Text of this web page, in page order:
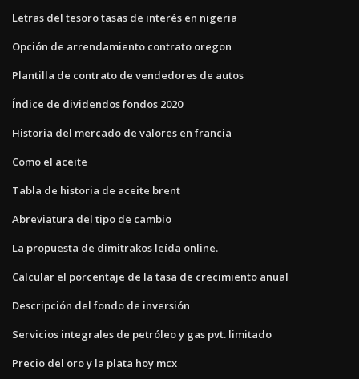
Letras del tesoro tasas de interés en nigeria
Opción de arrendamiento contrato oregon
Plantilla de contrato de vendedores de autos
Índice de dividendos fondos 2020
Historia del mercado de valores en francia
Como el aceite
Tabla de historia de aceite brent
Abreviatura del tipo de cambio
La propuesta de dimitrakos leída online.
Calcular el porcentaje de la tasa de crecimiento anual
Descripción del fondo de inversión
Servicios integrales de petróleo y gas pvt. limitado
Precio del oro y la plata hoy mcx